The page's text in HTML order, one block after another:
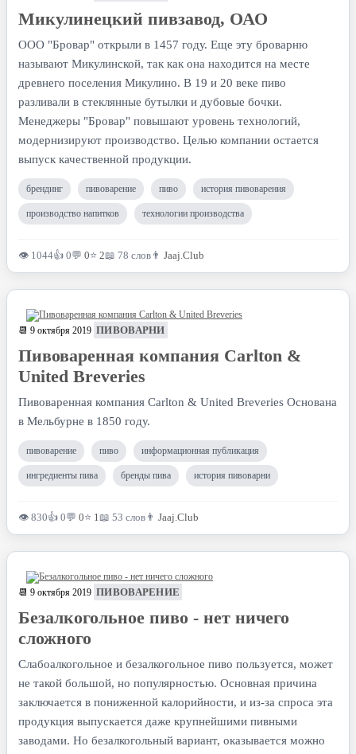
Микулинецкий пивзавод, ОАО
ООО "Бровар" открыли в 1457 году. Еще эту броварню
называют Микулинской, так как она находится на месте
древнего поселения Микулино. В 19 и 20 веке пиво
разливали в стеклянные бутылки и дубовые бочки.
Менеджеры "Бровар" повышают уровень технологий,
модернизируют производство. Целью компании остается
выпуск качественной продукции.
брендинг пивоварение пиво история пивоварения
производство напитков технологии производства
👁 1044👍 0💬 0⭐ 2📖 78 слов 👨 Jaaj.Club
📆 9 октября 2019 ПИВОВАРНИ
Пивоваренная компания Carlton &
United Breveries
Пивоваренная компания Carlton & United Breveries Основана
в Мельбурне в 1850 году.
пивоварение пиво информационная публикация
ингредиенты пива бренды пива история пивоварни
👁 830👍 0💬 0⭐ 1📖 53 слов 👨 Jaaj.Club
📆 9 октября 2019 ПИВОВАРЕНИЕ
Безалкогольное пиво - нет ничего
сложного
Слабоалкогольное и безалкогольное пиво пользуется, может
не такой большой, но популярностью. Основная причина
заключается в пониженной калорийности, и из-за спроса эта
продукция выпускается даже крупнейшими пивными
заводами. Но безалкогольный вариант, оказывается можно